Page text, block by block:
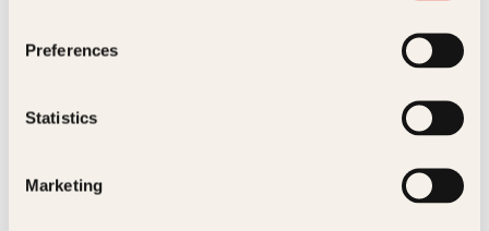
Preferences
Statistics
Marketing
Snorre